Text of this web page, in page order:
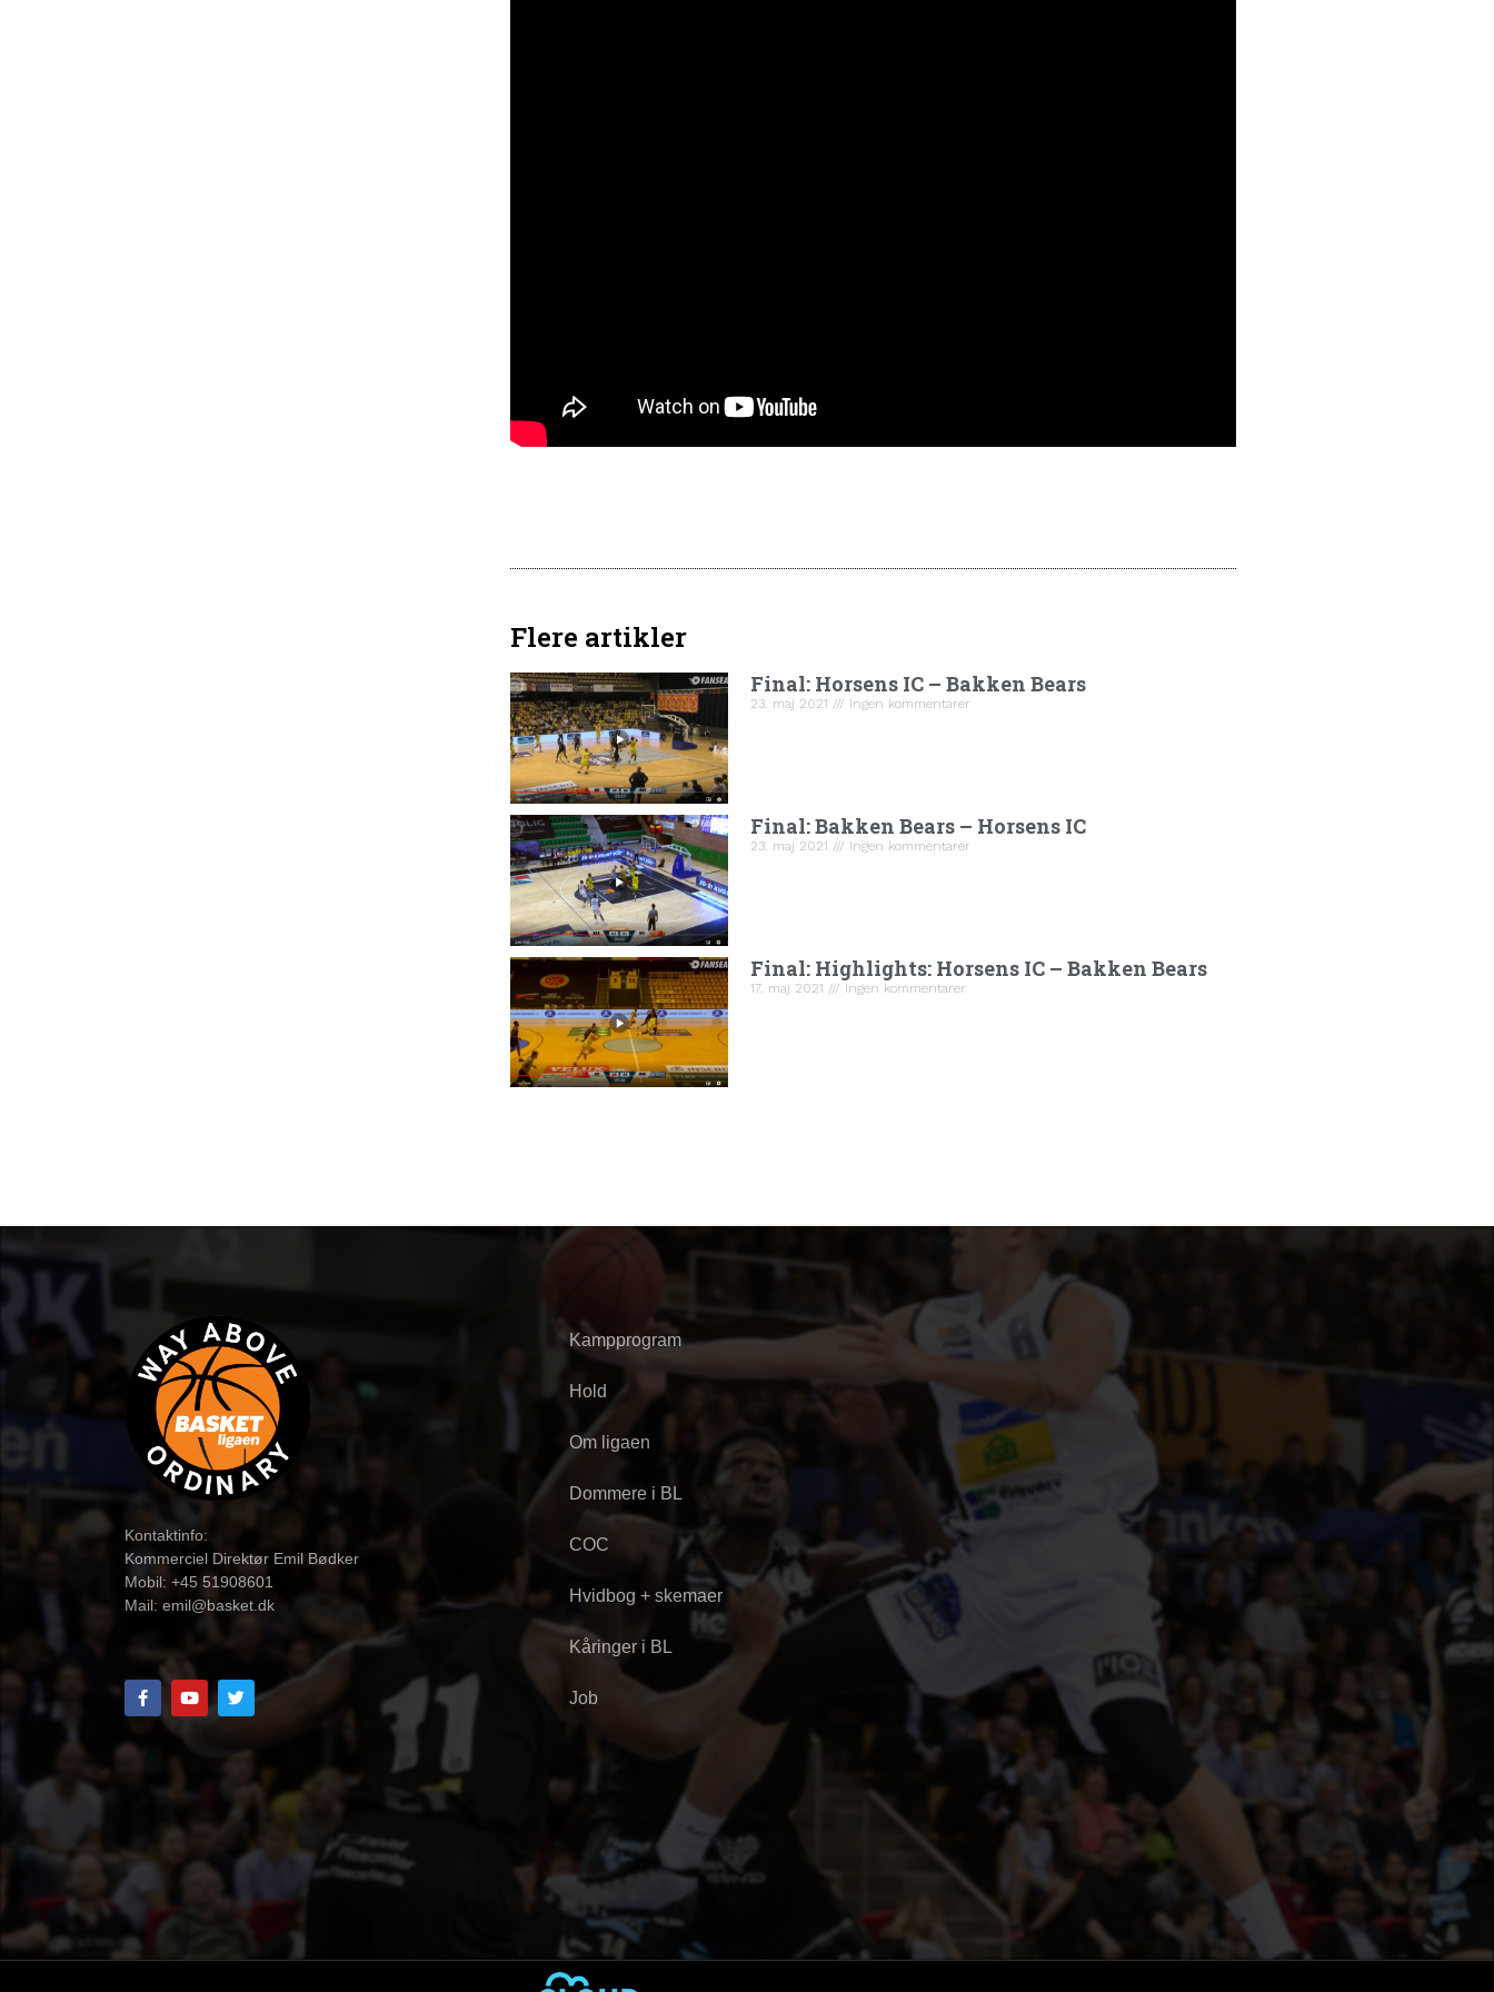
Flere artikler
Final: Horsens IC – Bakken Bears
23. maj 2021 Ingen kommentarer
Final: Bakken Bears – Horsens IC
23. maj 2021 Ingen kommentarer
Final: Highlights: Horsens IC – Bakken Bears
17. maj 2021 Ingen kommentarer
Kontaktinfo:
Kommerciel Direktør Emil Bødker
Mobil: +45 51908601
Mail: emil@basket.dk
Kampprogram
Hold
Om ligaen
Dommere i BL
COC
Hvidbog + skemaer
Kåringer i BL
Job